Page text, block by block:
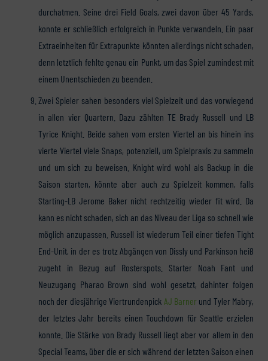
durchatmen. Seine drei Field Goals, zwei davon über 45 Yards,
konnte er schließlich erfolgreich in Punkte verwandeln. Ein paar
Extraeinheiten für Extrapunkte könnten allerdings nicht schaden,
denn letztlich fehlte genau ein Punkt, um das Spiel zumindest mit
einem Unentschieden zu beenden.
Zwei Spieler sahen besonders viel Spielzeit und das vorwiegend
in allen vier Quartern. Dazu zählten TE Brady Russell und LB
Tyrice Knight. Beide sahen vom ersten Viertel an bis hinein ins
vierte Viertel viele Snaps, potenziell, um Spielpraxis zu sammeln
und um sich zu beweisen. Knight wird wohl als Backup in die
Saison starten, könnte aber auch zu Spielzeit kommen, falls
Starting-LB Jerome Baker nicht rechtzeitig wieder fit wird. Da
kann es nicht schaden, sich an das Niveau der Liga so schnell wie
möglich anzupassen. Russell ist wiederum Teil einer tiefen Tight
End-Unit, in der es trotz Abgängen von Dissly und Parkinson heiß
zugeht in Bezug auf Rosterspots. Starter Noah Fant und
Neuzugang Pharao Brown sind wohl gesetzt, dahinter folgen
noch der diesjährige Viertrundenpick AJ Barner und Tyler Mabry,
der letztes Jahr bereits einen Touchdown für Seattle erzielen
konnte. Die Stärke von Brady Russell liegt aber vor allem in den
Special Teams, über die er sich während der letzten Saison einen